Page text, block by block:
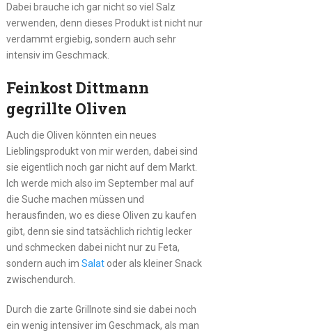
Dabei brauche ich gar nicht so viel Salz
verwenden, denn dieses Produkt ist nicht nur
verdammt ergiebig, sondern auch sehr
intensiv im Geschmack.
Feinkost Dittmann
gegrillte Oliven
Auch die Oliven könnten ein neues
Lieblingsprodukt von mir werden, dabei sind
sie eigentlich noch gar nicht auf dem Markt.
Ich werde mich also im September mal auf
die Suche machen müssen und
herausfinden, wo es diese Oliven zu kaufen
gibt, denn sie sind tatsächlich richtig lecker
und schmecken dabei nicht nur zu Feta,
sondern auch im Salatoder als kleiner Snack
zwischendurch.
Durch die zarte Grillnote sind sie dabei noch
ein wenig intensiver im Geschmack, als man